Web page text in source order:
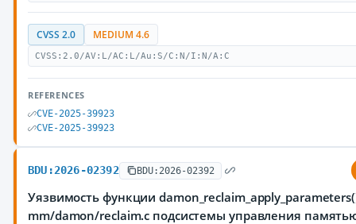
CVSS 2.0 MEDIUM 4.6
CVSS:2.0/AV:L/AC:L/Au:S/C:N/I:N/A:C
REFERENCES
CVE-2025-39923
CVE-2025-39923
BDU:2026-02392 BDU:2026-02392
Уязвимость функции
mm/damon/reclaim.c подсистемы управления